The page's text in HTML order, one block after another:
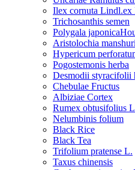
Ilex cornuta Lindl.ex
Trichosanthis semen
Polygala
Aristolochia
Hypericum
Pogostemonis herba
Desmodii styracifolii
Chebulae Fructus
Albiziae Cortex
Rumex obtusifolius
Nelumbinis folium
Black Rice
Black Tea
Trifolium pratense L.
Taxus chinensis